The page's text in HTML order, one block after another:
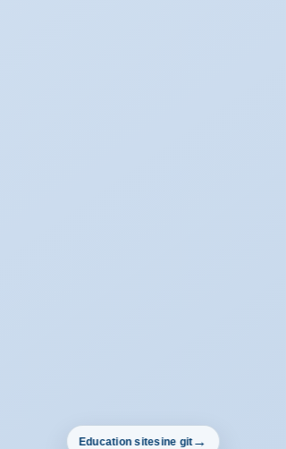
Education sitesine git